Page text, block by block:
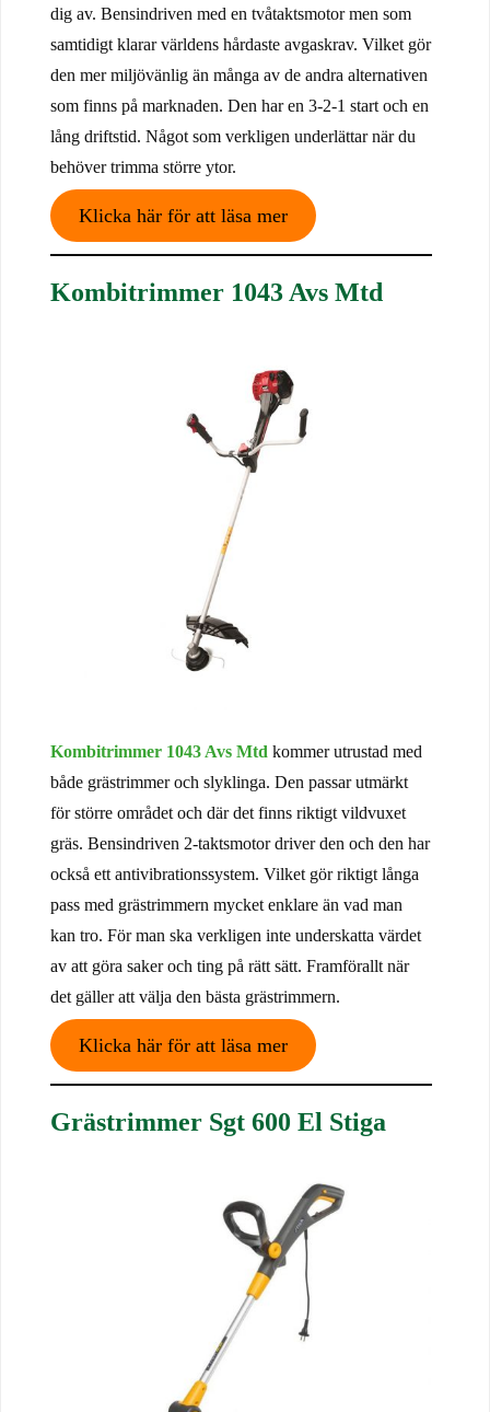
dig av. Bensindriven med en tvåtaktsmotor men som
samtidigt klarar världens hårdaste avgaskrav. Vilket gör
den mer miljövänlig än många av de andra alternativen
som finns på marknaden. Den har en 3-2-1 start och en
lång driftstid. Något som verkligen underlättar när du
behöver trimma större ytor.
Klicka här för att läsa mer
Kombitrimmer 1043 Avs Mtd
Kombitrimmer 1043 Avs Mtd kommer utrustad med
både grästrimmer och slyklinga. Den passar utmärkt
för större området och där det finns riktigt vildvuxet
gräs. Bensindriven 2-taktsmotor driver den och den har
också ett antivibrationssystem. Vilket gör riktigt långa
pass med grästrimmern mycket enklare än vad man
kan tro. För man ska verkligen inte underskatta värdet
av att göra saker och ting på rätt sätt. Framförallt när
det gäller att välja den bästa grästrimmern.
Klicka här för att läsa mer
Grästrimmer Sgt 600 El Stiga